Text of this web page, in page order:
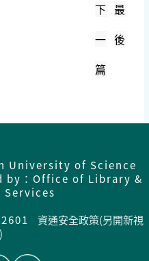
下
一
篇
最
後
University of Science
by：Office of Library &
資通安全政策(另開新視